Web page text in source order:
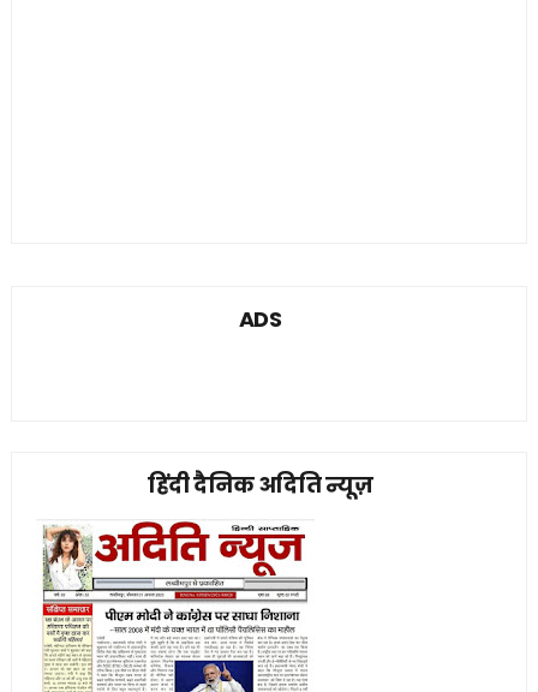
ADS
हिंदी दैनिक अदिति न्यूज़